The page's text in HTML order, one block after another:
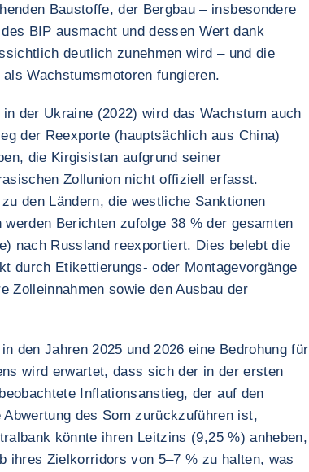
Baustoffe, der Bergbau – insbesondere
BIP ausmacht und dessen Wert dank
deutlich zunehmen wird – und die
Wachstumsmotoren fungieren.
der Ukraine (2022) wird das Wachstum auch
der Reexporte (hauptsächlich aus China)
die Kirgisistan aufgrund seiner
Zollunion nicht offiziell erfasst.
den Ländern, die westliche Sanktionen
werden Berichten zufolge 38 % der gesamten
nach Russland reexportiert. Dies belebt die
durch Etikettierungs- oder Montagevorgänge
Zolleinnahmen sowie den Ausbau der
den Jahren 2025 und 2026 eine Bedrohung für
wird erwartet, dass sich der in der ersten
Inflationsanstieg, der auf den
des Som zurückzuführen ist,
könnte ihren Leitzins (9,25 %) anheben,
ihres Zielkorridors von 5–7 % zu halten, was